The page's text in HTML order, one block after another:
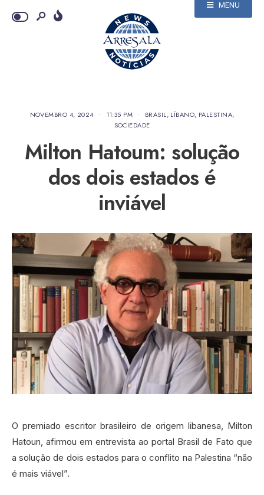
MENU
NOVEMBRO 4, 2024 • 11:35 PM • BRASIL, LÍBANO, PALESTINA,
SOCIEDADE
Milton Hatoum: solução
dos dois estados é
inviável
O premiado escritor brasileiro de origem libanesa, Milton
Hatoun, afirmou em entrevista ao portal Brasil de Fato que
a solução de dois estados para o conflito na Palestina “não
é mais viável”.